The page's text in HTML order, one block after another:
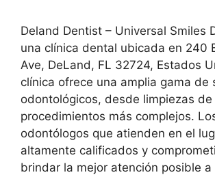
Deland Dentist – Universal Smiles
una clínica dental ubicada en 240
Ave, DeLand, FL 32724, Estados
clínica ofrece una amplia gama de
odontológicos, desde limpiezas
procedimientos más complejos.
odontólogos que atienden en el
altamente calificados y
brindar la mejor atención posible a